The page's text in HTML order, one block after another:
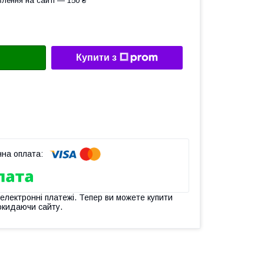
Купити з
платежі. Тепер ви можете купити
сайту.